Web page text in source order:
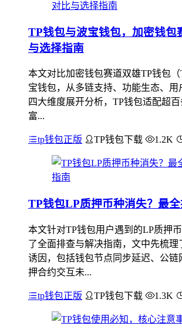
TP钱包与波宝钱包，加密钱包
与选择指南
本文对比加密钱包赛道双雄TP钱包（
宝钱包，从多链支持、功能生态、用
四大维度展开分析，TP钱包适配超
富...
tp钱包正版 TP钱包下载 1.2K
TP钱包LP质押币种消失？最
本文针对TP钱包用户遇到的LP质押
了全面排查与解决指南，文中先梳理
诱因，包括钱包节点同步延迟、公链
押合约交互未...
tp钱包正版 TP钱包下载 1.3K